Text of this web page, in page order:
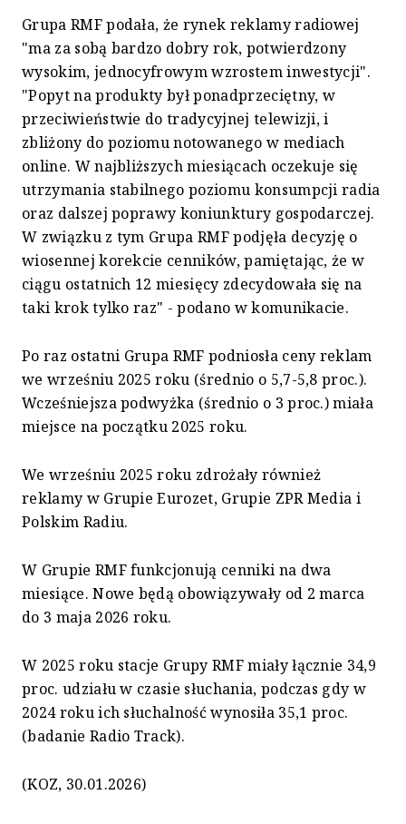
Grupa RMF podała, że rynek reklamy radiowej
"ma za sobą bardzo dobry rok, potwierdzony
wysokim, jednocyfrowym wzrostem inwestycji".
"Popyt na produkty był ponadprzeciętny, w
przeciwieństwie do tradycyjnej telewizji, i
zbliżony do poziomu notowanego w mediach
online. W najbliższych miesiącach oczekuje się
utrzymania stabilnego poziomu konsumpcji radia
oraz dalszej poprawy koniunktury gospodarczej.
W związku z tym Grupa RMF podjęła decyzję o
wiosennej korekcie cenników, pamiętając, że w
ciągu ostatnich 12 miesięcy zdecydowała się na
taki krok tylko raz" - podano w komunikacie.
Po raz ostatni Grupa RMF podniosła ceny reklam
we wrześniu 2025 roku (średnio o 5,7-5,8 proc.).
Wcześniejsza podwyżka (średnio o 3 proc.) miała
miejsce na początku 2025 roku.
We wrześniu 2025 roku zdrożały również
reklamy w Grupie Eurozet, Grupie ZPR Media i
Polskim Radiu.
W Grupie RMF funkcjonują cenniki na dwa
miesiące. Nowe będą obowiązywały od 2 marca
do 3 maja 2026 roku.
W 2025 roku stacje Grupy RMF miały łącznie 34,9
proc. udziału w czasie słuchania, podczas gdy w
2024 roku ich słuchalność wynosiła 35,1 proc.
(badanie Radio Track).
(KOZ, 30.01.2026)